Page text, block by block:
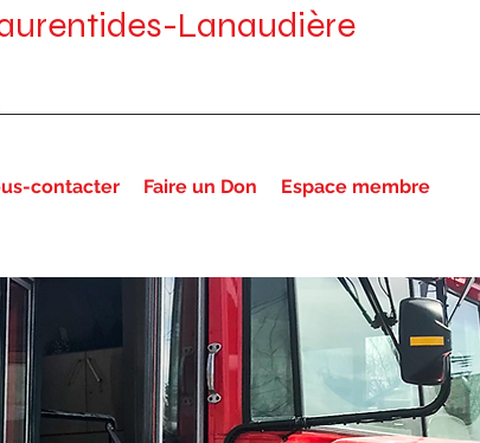
Lanaudière
contacter Faire un Don Espace membre